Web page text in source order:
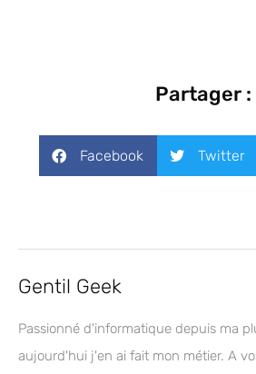
Partager :
Facebook Twitter
Gentil Geek
Passionné d'informatique depuis ma
aujourd'hui j'en ai fait mon métier. A